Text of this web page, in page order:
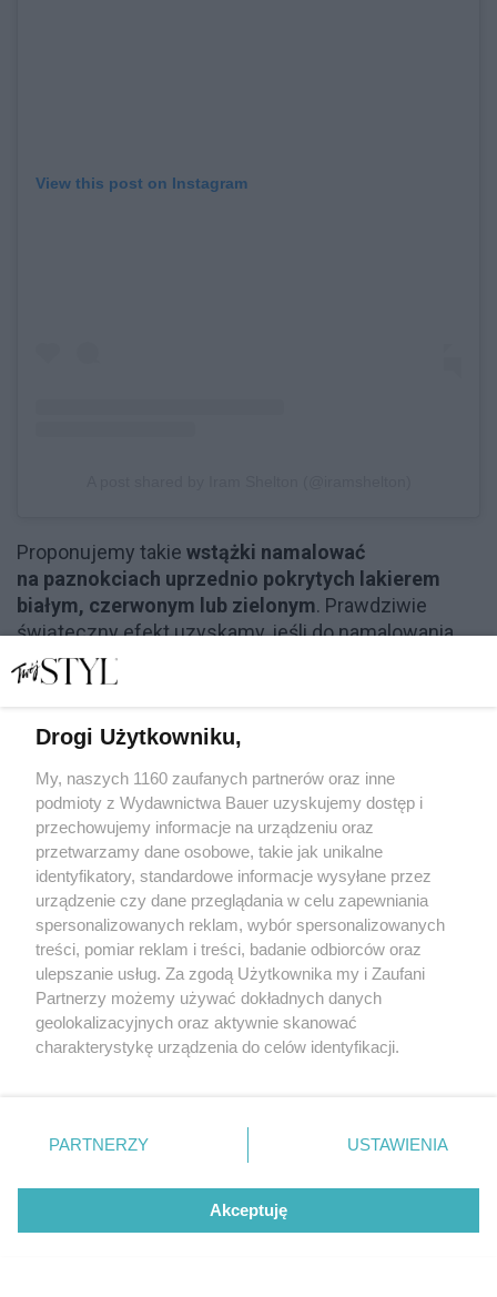
View this post on Instagram
Proponujemy takie wstążki namalować
na paznokciach uprzednio pokrytych lakierem
białym, czerwonym lub zielonym. Prawdziwie
świąteczny efekt uzyskamy, jeśli do namalowania
tego wzoru użyjemy lakieru brokatowego lub
metalicznego. Nasz świąteczny manikiur będzie też
namalujemy podobnie, ale jednak odrobinę inaczej
kokardki).
Paznokcie na święta z połyskującymi
Drogi Użytkowniku,
My, naszych 1160 zaufanych partnerów oraz inne
podmioty z Wydawnictwa Bauer uzyskujemy dostęp i
przechowujemy informacje na urządzeniu oraz
przetwarzamy dane osobowe, takie jak unikalne
identyfikatory, standardowe informacje wysyłane przez
urządzenie czy dane przeglądania w celu zapewniania
spersonalizowanych reklam, wybór spersonalizowanych
treści, pomiar reklam i treści, badanie odbiorców oraz
ulepszanie usług. Za zgodą Użytkownika my i Zaufani
Partnerzy możemy używać dokładnych danych
geolokalizacyjnych oraz aktywnie skanować
charakterystykę urządzenia do celów identyfikacji.
zmienić/wycofać klikając przycisk ustawień prywatności
znajdujący się w lewym dolnym rogu strony
rodzaje przetwarzania danych nie wymagają zgody
użytkownika, ale masz prawo sprzeciwić się takiemu
PARTNERZY USTAWIENIA
Akceptuję